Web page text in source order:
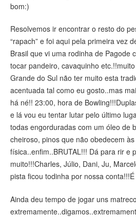
bom:)
Resolvemos ir encontrar o resto do
“rapach” e foi aqui pela primeira vez
Brasil que vi uma rodinha de Pagode
tocar pandeiro, cavaquinho
Grande do Sul não ter muito esta
acentuada tal como eu gosto..mas
há né!! 23:00, hora de
e lá vou eu tentar lutar pelo último
todas engorduradas com um óleo de
cheiroso, pinos que não obedecem
física..enfim..BRUTAL!!! Dá para rir e
muito!!!Charles, Júlio, Dani, Ju,
pista ficou todinha por nossa
Ainda deu tempo de jogar uns